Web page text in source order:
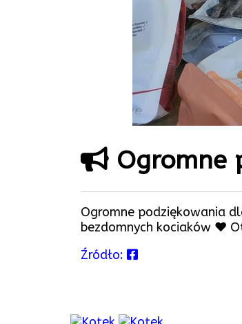
Ogromne
Ogromne podziękowania
bezdomnych kociaków ❤️
Źródło: